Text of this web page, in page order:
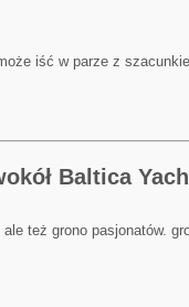
iść w parze z
Baltica
też grono pasjonatów.